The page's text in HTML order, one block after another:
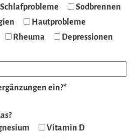
Schlafprobleme
Sodbrennen
Hautprobleme
Rheuma
Depressionen
ein?*
Vitamin D